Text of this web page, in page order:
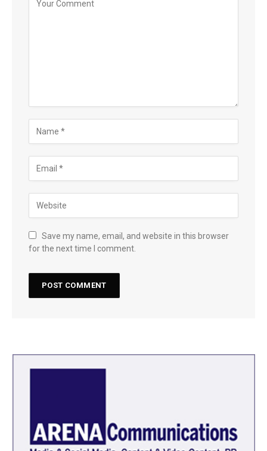
Save my name, email, and website in this browser
for the next time I comment.